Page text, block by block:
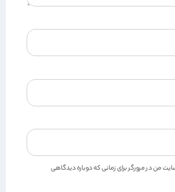
من در مرورگر برای زمانی که دوباره دیدگاهی